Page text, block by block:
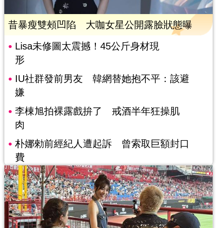
昔暴瘦雙頰凹陷 大咖女星公開露臉狀態曝
Lisa未修圖太震撼！45公斤身材現
形
IU社群發前男友 韓網替她抱不平：該避
嫌
李棟旭拍裸露戲拚了 戒酒半年狂操肌
肉
朴娜勑前經紀人遭起訴 曾索取巨額封口
費